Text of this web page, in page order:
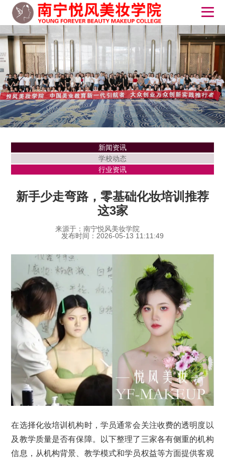
新闻资讯
学校动态
行业资讯
新手少走弯路，零基础化妆培训推荐
这3家
来源于：南宁悦风美妆学院
发布时间：2026-05-13 11:11:49
在选择化妆培训机构时，学员通常会关注收费的透明度以
及教学质量是否有保障。以下整理了三家各有侧重的机构
信息，从机构背景、教学模式和学员权益等方面提供客观